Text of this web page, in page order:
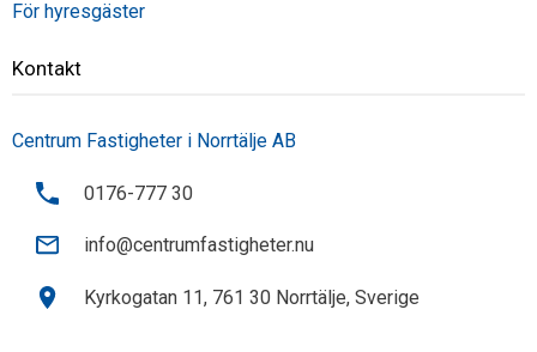
För hyresgäster
Kontakt
Centrum Fastigheter i Norrtälje AB
0176-777 30
info@centrumfastigheter.nu
Kyrkogatan 11, 761 30 Norrtälje, Sverige